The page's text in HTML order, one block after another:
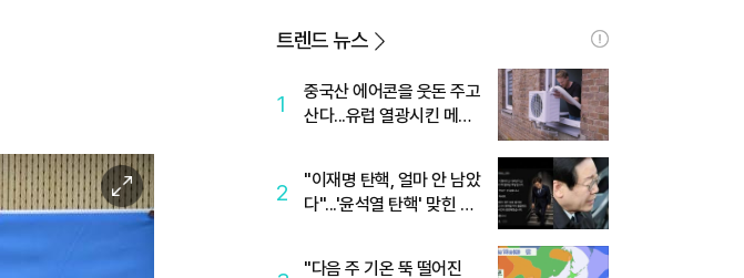
이
미
트렌드 뉴스
1
중국산 에어콘을 웃돈 주고
산다...유럽 열광시킨 메이
2
"이재명 탄핵, 얼마 안 남았
다"...'윤석열 탄핵' 맞힌 무
"다음 주 기온 뚝 떨어진